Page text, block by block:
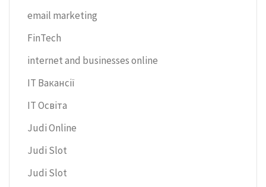
email marketing
FinTech
internet and businesses online
IT Вакансії
IT Освіта
Judi Online
Judi Slot
Judi Slot